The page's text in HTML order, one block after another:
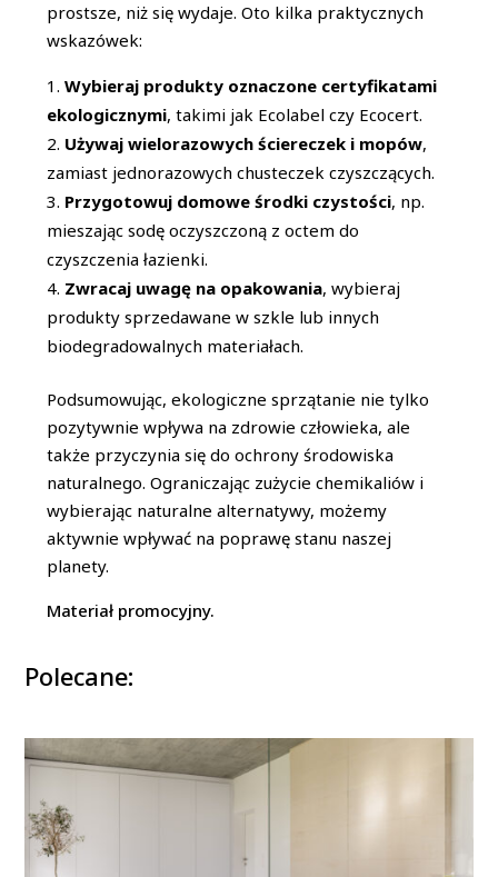
prostsze, niż się wydaje. Oto kilka praktycznych
wskazówek:
Wybieraj produkty oznaczone certyfikatami
ekologicznymi, takimi jak Ecolabel czy Ecocert.
Używaj wielorazowych ściereczek i mopów,
zamiast jednorazowych chusteczek czyszczących.
Przygotowuj domowe środki czystości, np.
mieszając sodę oczyszczoną z octem do
czyszczenia łazienki.
Zwracaj uwagę na opakowania, wybieraj
produkty sprzedawane w szkle lub innych
biodegradowalnych materiałach.
Podsumowując, ekologiczne sprzątanie nie tylko
pozytywnie wpływa na zdrowie człowieka, ale
także przyczynia się do ochrony środowiska
naturalnego. Ograniczając zużycie chemikaliów i
wybierając naturalne alternatywy, możemy
aktywnie wpływać na poprawę stanu naszej
planety.
Materiał promocyjny.
Polecane: